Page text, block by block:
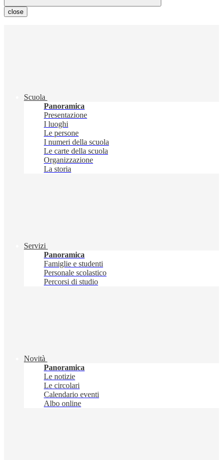
close
Scuola
Panoramica
Presentazione
I luoghi
Le persone
I numeri della scuola
Le carte della scuola
Organizzazione
La storia
Servizi
Panoramica
Famiglie e studenti
Personale scolastico
Percorsi di studio
Novità
Panoramica
Le notizie
Le circolari
Calendario eventi
Albo online